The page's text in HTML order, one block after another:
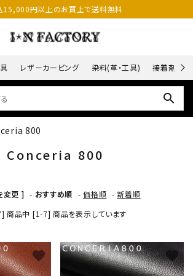
15,000円以上のお買上で送料無料
レザーカービング 染料(革・工具) 接着剤
search
800
Conceria 800
変更 ] - おすすめ順 -価格順 -新着順
商品中 [1-7] 商品を表示しています
favorite favorite